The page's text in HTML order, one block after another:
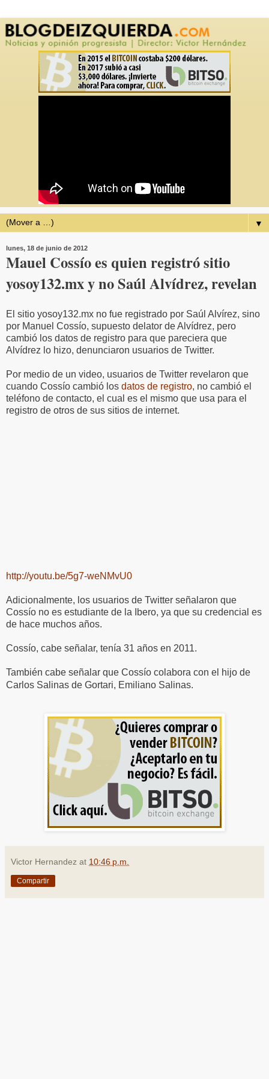
▼
lunes, 18 de junio de 2012
Mauel Cossío es quien registró sitio
yosoy132.mx y no Saúl Alvídrez, revelan
El sitio yosoy132.mx no fue registrado por Saúl Alvírez, sino
por Manuel Cossío, supuesto delator de Alvídrez, pero
cambió los datos de registro para que pareciera que
Alvídrez lo hizo, denunciaron usuarios de Twitter.
Por medio de un video, usuarios de Twitter revelaron que
cuando Cossío cambió los datos de registro, no cambió el
teléfono de contacto, el cual es el mismo que usa para el
registro de otros de sus sitios de internet.
http://youtu.be/5g7-weNMvU0
Adicionalmente, los usuarios de Twitter señalaron que
Cossío no es estudiante de la Ibero, ya que su credencial es
de hace muchos años.
Cossío, cabe señalar, tenía 31 años en 2011.
También cabe señalar que Cossío colabora con el hijo de
Carlos Salinas de Gortari, Emiliano Salinas.
Victor Hernandez at 10:46 p.m.
Compartir